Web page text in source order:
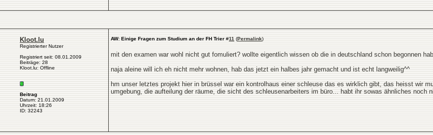
Kloot.lu
Registrierter Nutzer
Registriert seit: 08.01.2009
Beiträge: 28
Kloot.lu: Offline
Beitrag
Datum: 21.01.2009
Uhrzeit: 18:26
ID: 32243
AW: Einige Fragen zum Studium an der FH Trier #11 (Permalink)
mit den examen war wohl nicht gut fomuliert? wollte eigentlich wissen ob die in deutschland schon begonnen
naja aleine will ich eh nicht mehr wohnen, hab das jetzt ein halbes jahr gemacht und ist echt langweilig^^
hm unser letztes projekt hier in brüssel war ein kontrolhaus einer schleuse das es wirklich gibt, das heisst wir
umgebung, die aufteilung der räume, die sicht des schleusenarbeiters im büro... habt ihr sowas ähnliches noch